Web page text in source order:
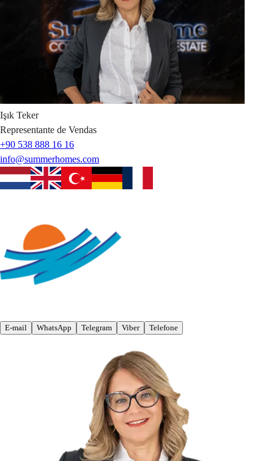
Işık Teker
Representante de Vendas
+90 538 888 16 16
info@summerhomes.com
E-mail WhatsApp Telegram Viber Telefone